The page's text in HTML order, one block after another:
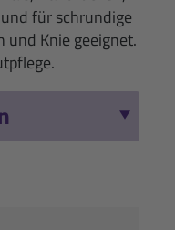
für schrundige
und Knie geeignet.